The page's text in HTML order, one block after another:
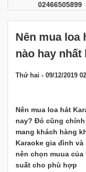
02466505899
Nên mua loa
nào hay nhất
Thứ hai - 09/12/2019
Nên mua loa hát
nay? Đó cũng
mang khách hàng
Karaoke gia đình
nên chọn muua
suất cho phù hợp